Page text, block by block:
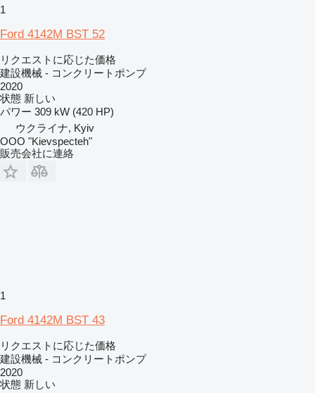
1
Ford 4142M BST 52
リクエストに応じた価格
建設機械 - コンクリートポンプ
2020
状態 新しい
パワー 309 kW (420 HP)
ウクライナ, Kyiv
OOO "Kievspecteh"
販売会社に連絡
1
Ford 4142M BST 43
リクエストに応じた価格
建設機械 - コンクリートポンプ
2020
状態 新しい